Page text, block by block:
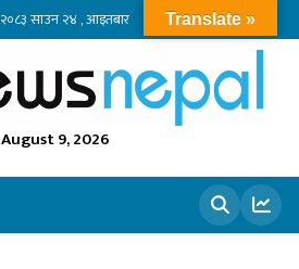
२०८३ साउन २४ , आइतबार
August 9, 2026
Translate »